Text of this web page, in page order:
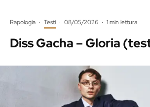
Rapologia · Testi · 08/05/2026 · 1 min lettura
Diss Gacha – Gloria